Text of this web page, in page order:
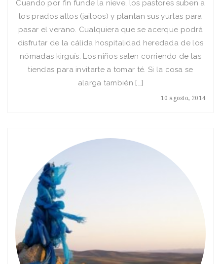
10 agosto, 2014
Cuando por fin funde la nieve, los pastores suben a
los prados altos (jailoos) y plantan sus yurtas para
pasar el verano. Cualquiera que se acerque podrá
disfrutar de la cálida hospitalidad heredada de los
nómadas kirguís. Los niños salen corriendo de las
tiendas para invitarte a tomar té. Si la cosa se
alarga también […]